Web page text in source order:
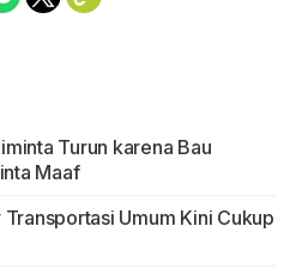
Turun karena Bau
Maaf
Umum Kini Cukup